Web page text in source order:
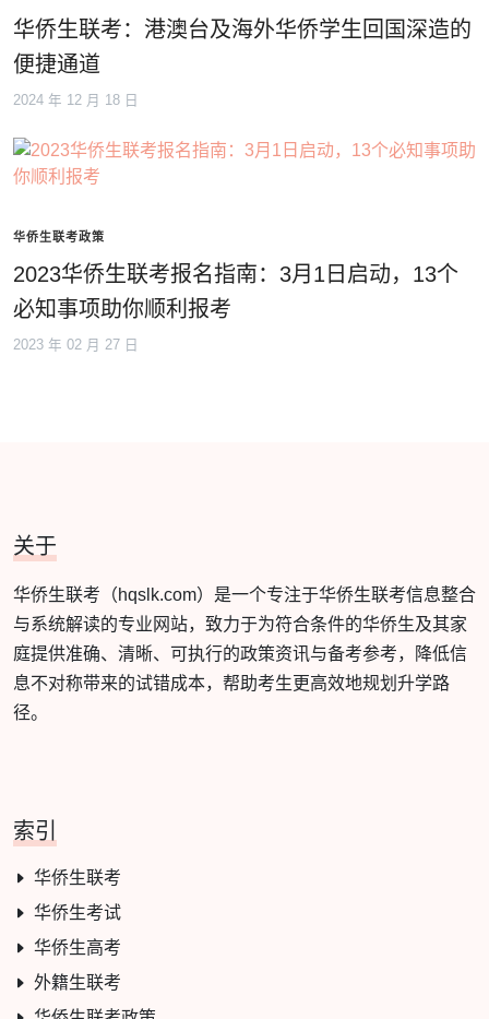
华侨生联考：港澳台及海外华侨学生回国深造的
便捷通道
2024 年 12 月 18 日
华侨生联考政策
2023华侨生联考报名指南：3月1日启动，13个
必知事项助你顺利报考
2023 年 02 月 27 日
关于
华侨生联考（hqslk.com）是一个专注于华侨生联考信息整合
与系统解读的专业网站，致力于为符合条件的华侨生及其家
庭提供准确、清晰、可执行的政策资讯与备考参考，降低信
息不对称带来的试错成本，帮助考生更高效地规划升学路
径。
索引
华侨生联考
华侨生考试
华侨生高考
外籍生联考